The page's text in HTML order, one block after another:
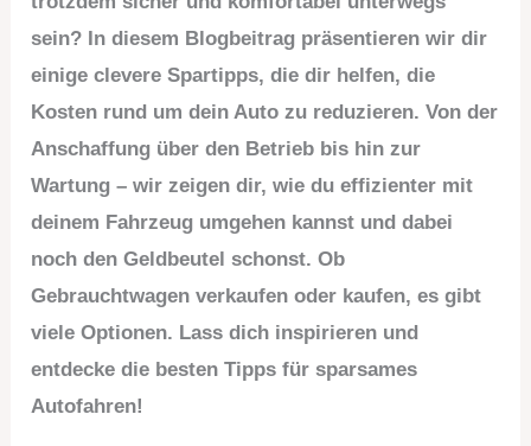
sein? In diesem Blogbeitrag präsentieren wir dir
einige clevere Spartipps, die dir helfen, die
Kosten rund um dein Auto zu reduzieren. Von der
Anschaffung über den Betrieb bis hin zur
Wartung – wir zeigen dir, wie du effizienter mit
deinem Fahrzeug umgehen kannst und dabei
noch den Geldbeutel schonst. Ob
Gebrauchtwagen verkaufen oder kaufen, es gibt
viele Optionen. Lass dich inspirieren und
entdecke die besten Tipps für sparsames
Autofahren!